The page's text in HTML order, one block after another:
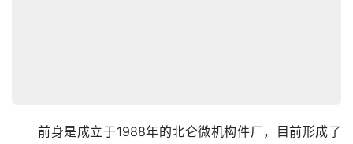
前身是成立于1988年的北仑微机构件厂，目前形成了